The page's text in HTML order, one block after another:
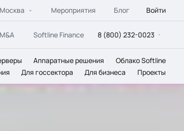
Москва Мероприятия Блог Войти
M&A Softline Finance 8 (800) 232-0023
Аппаратные решения
Облако Softline
Для госсектора Для бизнеса Проекты